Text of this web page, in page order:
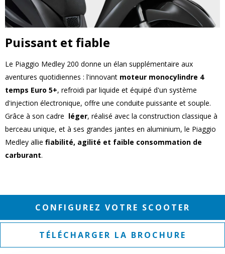
Puissant et fiable
Le Piaggio Medley 200 donne un élan supplémentaire aux
aventures quotidiennes : l'innovant moteur monocylindre 4
temps Euro 5+, refroidi par liquide et équipé d'un système
d'injection électronique, offre une conduite puissante et souple.
Grâce à son cadre léger, réalisé avec la construction classique à
berceau unique, et à ses grandes jantes en aluminium, le Piaggio
Medley allie fiabilité, agilité et faible consommation de
carburant.
CONFIGUREZ VOTRE SCOOTER
TÉLÉCHARGER LA BROCHURE